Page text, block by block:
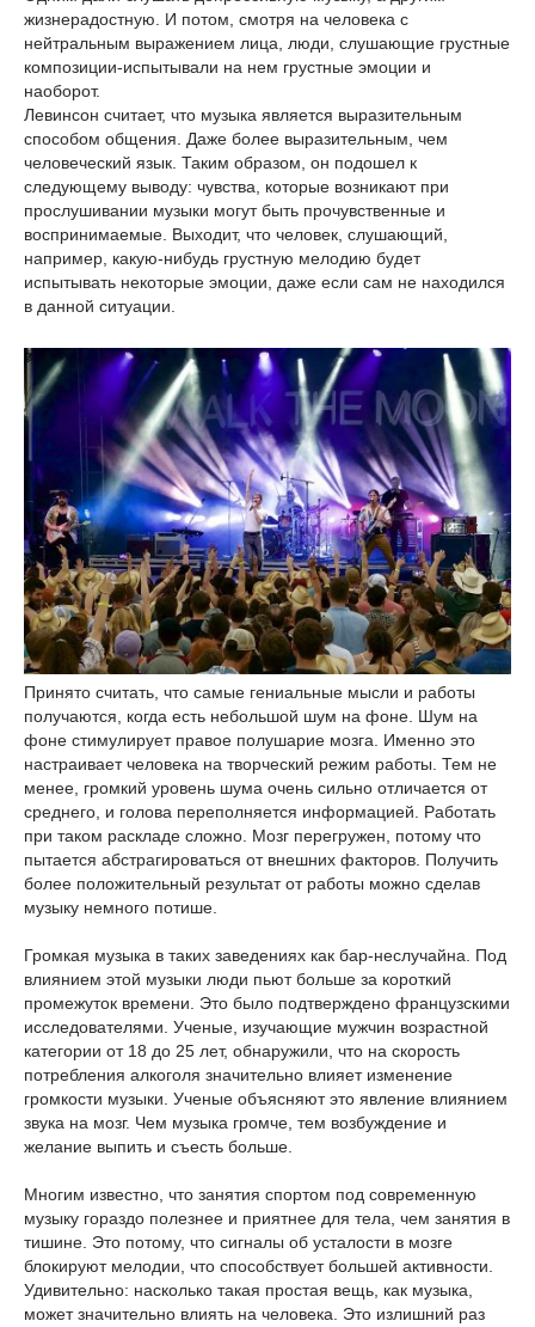
жизнерадостную. И потом, смотря на человека с
нейтральным выражением лица, люди, слушающие грустные
композиции-испытывали на нем грустные эмоции и
наоборот.
Левинсон считает, что музыка является выразительным
способом общения. Даже более выразительным, чем
человеческий язык. Таким образом, он подошел к
следующему выводу: чувства, которые возникают при
прослушивании музыки могут быть прочувственные и
воспринимаемые. Выходит, что человек, слушающий,
например, какую-нибудь грустную мелодию будет
испытывать некоторые эмоции, даже если сам не находился
в данной ситуации.
Принято считать, что самые гениальные мысли и работы
получаются, когда есть небольшой шум на фоне. Шум на
фоне стимулирует правое полушарие мозга. Именно это
настраивает человека на творческий режим работы. Тем не
менее, громкий уровень шума очень сильно отличается от
среднего, и голова переполняется информацией. Работать
при таком раскладе сложно. Мозг перегружен, потому что
пытается абстрагироваться от внешних факторов. Получить
более положительный результат от работы можно сделав
музыку немного потише.
Громкая музыка в таких заведениях как бар-неслучайна. Под
влиянием этой музыки люди пьют больше за короткий
промежуток времени. Это было подтверждено французскими
исследователями. Ученые, изучающие мужчин возрастной
категории от 18 до 25 лет, обнаружили, что на скорость
потребления алкоголя значительно влияет изменение
громкости музыки. Ученые объясняют это явление влиянием
звука на мозг. Чем музыка громче, тем возбуждение и
желание выпить и съесть больше.
Многим известно, что занятия спортом под современную
музыку гораздо полезнее и приятнее для тела, чем занятия в
тишине. Это потому, что сигналы об усталости в мозге
блокируют мелодии, что способствует большей активности.
Удивительно: насколько такая простая вещь, как музыка,
может значительно влиять на человека. Это излишний раз